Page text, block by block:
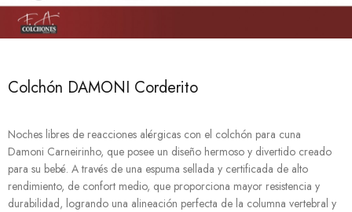
Colchón DAMONI Corderito
Noches libres de reacciones alérgicas con el colchón para cuna
Damoni Carneirinho, que posee un diseño hermoso y divertido creado
para su bebé. A través de una espuma sellada y certificada de alto
rendimiento, de confort medio, que proporciona mayor resistencia y
durabilidad, logrando una alineación perfecta de la columna vertebral y